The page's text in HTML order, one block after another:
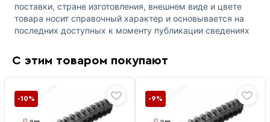
поставки, стране изготовления, внешнем виде и цвете
товара носит справочный характер и основывается на
последних доступных к моменту публикации сведениях
С этим товаром покупают
-10% -9%